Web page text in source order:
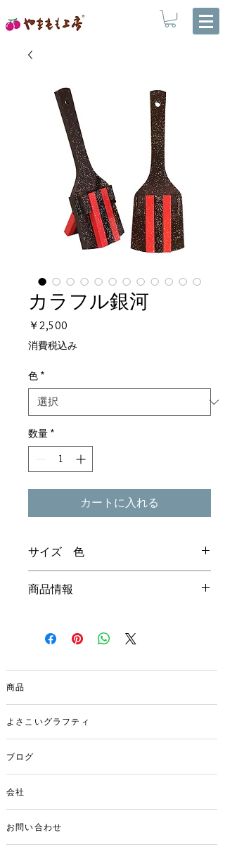
カラフル銀河
￥2,500
格
消費税込み
色 *
数量 *
カートに入れる
サイズ 色
サイズ 21(h)x7(w)cm
（赤・黄・赤）
黄）（黄緑・赤・黄緑）
商品情報
の６色があります。カラフルなバリエー
ションからあなたにぴったりのアイテム
上げとなっています。
ださい。オーダーメイドも承っておりま
す。お問い合わせフォームより
商品
よさこいグラフティ
ブログ
会社
お問い合わせ